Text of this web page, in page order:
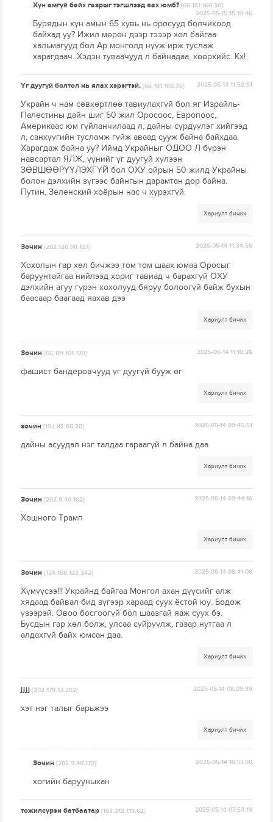
Хүн амгүй байх газрыг тэгшлээд яах юмб?[66.181.160.36]
2025-05-15 15:19:46
Бурядын хүн амын 65 хувь нь оросууд болчихоод
байхад уу? Ижил мөрөн дээр тэээр хол байгаа
хальмагууд бол Ар монголд нүүж ирж туслаж
харагдаач. Хэдэн туваачууд л байнадаа, хөөрхийс. Кх!
Үг дуугүй болтол нь ялах хэрэгтэй.[66.181.160.36] 2025-05-14 11:52:51
Украйн ч нам сөвхөртлөө тавиулахгүй бол яг Израйль-
Палестины дайн шиг 50 жил Оросоос, Европоос,
Америкаас юм гүйланчилаад л, дайны сүрдүүлэг хийгээд
л, санхүүгийн тусламж гүйж аваад сууж байна байхдаа.
Харагдаж байна уу? Иймд Украйныг ОДОО Л бүрэн
навсартал ЯЛЖ, үүнийг үг дуугуй хүлээн
ЗӨВШӨӨРҮҮЛЭХГҮЙ бол ОХУ ойрын 50 жилд Украйны
болон дэлхийн зүгээс байнгын дарамтан дор байна.
Путин, Зеленский хоёрын нас ч хүрэхгүй.
Хариулт бичих
Зочин[202.126.90.127] 2025-05-14 11:34:55
Хохолын гар хөл бичжээ том том шаах юмаа Оросыг
баруунтайгаа нийлээд хориг тавиад ч барахгүй ОХУ
дэлхийн агуу гүрэн хохолууд бяруу болоогүй байж бухын
баасаар баагаад яахав дээ
Хариулт бичих
Зочин[66.181.161.130] 2025-05-14 11:10:26
фашист бандеровчууд үг дуугүй бууж өг
Хариулт бичих
зочин[192.82.66.30] 2025-05-14 09:45:51
дайны асуудал нэг талдаа гараагүй л байна даа
Хариулт бичих
Зочин[202.9.40.102] 2025-05-14 09:44:16
Хошного Трамп
Хариулт бичих
Зочин[124.158.123.242] 2025-05-14 08:41:08
Хүмүүсээ!!! Украйнд байгаа Монгол ахан дүүсийг алж
хядаад байвал бид зүгээр хараад суух ёстой юу. Бодож
үзээрэй. Овоо босгоогүй бол шаазгай яаж суух бэ.
Бусдын гар хөл болж, улсаа сүйрүүлж, газар нутгаа л
алдахгүй байх юмсан даа.
Хариулт бичих
jjjj[202.179.13.202] 2025-05-14 08:09:39
хэт нэг талыг барьжээ
Хариулт бичих
Зочин[202.9.40.172] 2025-05-14 10:51:00
хогийн барууныхан
тожилсүрэн батбаатар[103.212.119.62] 2025-05-14 07:54:19